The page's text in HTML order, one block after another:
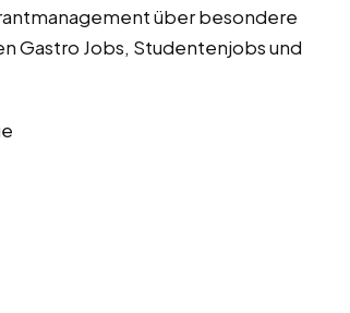
über besondere
Gastro Jobs, Studentenjobs und